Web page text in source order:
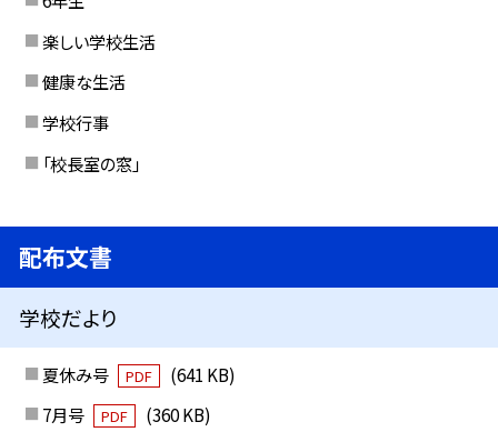
楽しい学校生活
健康な生活
学校行事
「校長室の窓」
配布文書
学校だより
夏休み号 PDF
(641 KB)
7月号
PDF
(360 KB)